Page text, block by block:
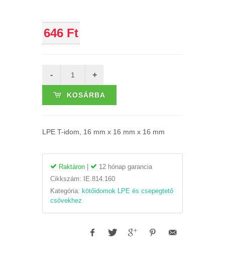
646 Ft
KOSÁRBA
LPE T-idom, 16 mm x 16 mm x 16 mm
Raktáron
12 hónap garancia
Cikkszám:
IE.814.160
Kategória: kötőidomok LPE és csepegtető
csövekhez